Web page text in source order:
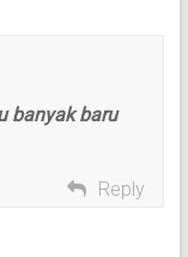
banyak baru
Reply